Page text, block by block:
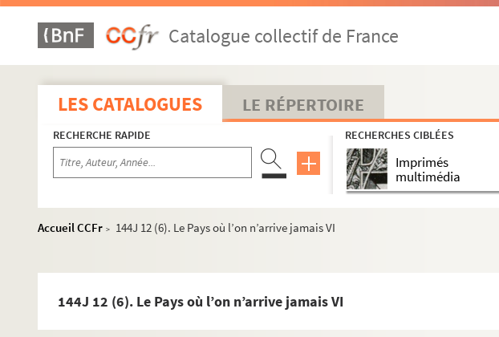
Catalogue collectif de France
LES CATALOGUES LE RÉPERTOIRE
RECHERCHE RAPIDE RECHERCHES CIBLÉES
Imprimés
multimédia
Accueil CCFr >
144J 12 (6). Le Pays où l’on n’arrive jamais VI
144J 12 (6). Le Pays où l’on n’arrive jamais VI
Manuscrits des oeuvres littéraires d'André Dhôtel
144J 2. Nulle part, manuscrit autographe du roman publié en 1943 par Gallimard